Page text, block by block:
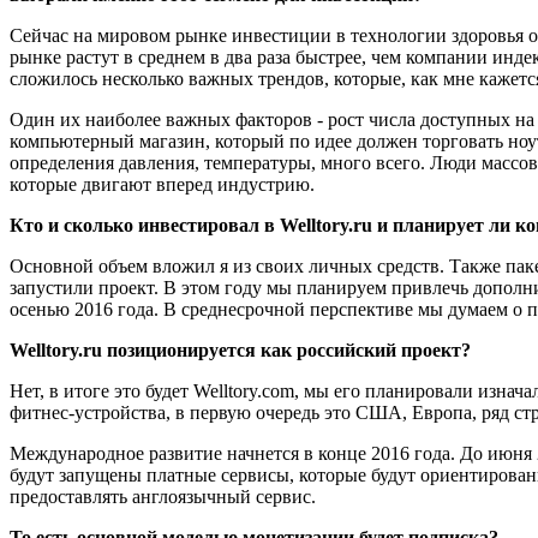
Сейчас на мировом рынке инвестиции в технологии
рынке растут в среднем в два раза быстрее, чем компании
сложилось несколько важных трендов, которые, как мне
Один их наиболее важных факторов - рост числа доступных
компьютерный магазин, который по идее должен торговать
определения давления, температуры, много всего. Люди
которые двигают вперед индустрию.
Кто и сколько инвестировал в Welltory.ru и планирует ли
Основной объем вложил я из своих личных средств. Также
запустили проект. В этом году мы планируем привлечь
осенью 2016 года. В среднесрочной перспективе мы думаем о
Welltory.ru позиционируется как российский проект?
Нет, в итоге это будет Welltory.com, мы его планировали
фитнес-устройства, в первую очередь это США, Европа, ряд
Международное развитие начнется в конце 2016 года. До июня
будут запущены платные сервисы, которые будут
предоставлять англоязычный сервис.